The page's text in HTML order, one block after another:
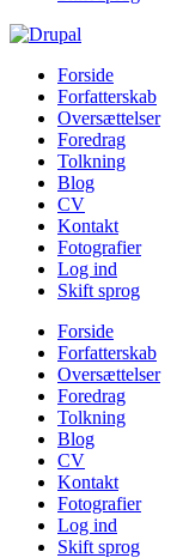
Forside
Forfatterskab
Oversættelser
Foredrag
Tolkning
Blog
CV
Kontakt
Fotografier
Log ind
Skift sprog
Forside
Forfatterskab
Oversættelser
Foredrag
Tolkning
Blog
CV
Kontakt
Fotografier
Log ind
Skift sprog